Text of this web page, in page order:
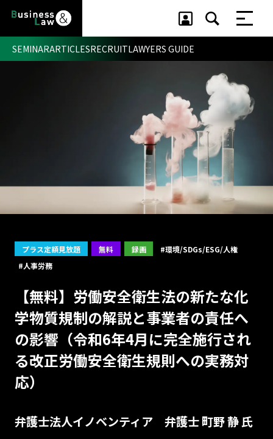
SEMINARARTICLESRECRUITLAWYERS GUIDE
プラス定額見放題 無料 録画
#環境/SDGs/ESG/人権
#人事労務
【無料】労働安全衛生法の新たな化
学物質規制の解説と事業者の責任へ
の影響（令和6年4月に完全施行され
る改正労働安全衛生規則への実務対
応）
弁護士法人イノベンティア 弁護士 町野 静 氏